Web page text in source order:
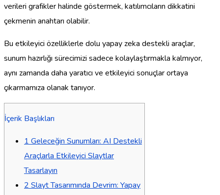
verileri grafikler halinde göstermek, katılımcıların dikkatini
çekmenin anahtarı olabilir.
Bu etkileyici özelliklerle dolu yapay zeka destekli araçlar,
sunum hazırlığı sürecimizi sadece kolaylaştırmakla kalmıyor,
aynı zamanda daha yaratıcı ve etkileyici sonuçlar ortaya
çıkarmamıza olanak tanıyor.
İçerik Başlıkları
1 Geleceğin Sunumları: AI Destekli
Araçlarla Etkileyici Slaytlar
Tasarlayın
2 Slayt Tasarımında Devrim: Yapay